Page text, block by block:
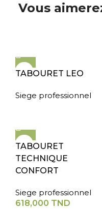
Vous
TABOURET LEO
Siege professionnel
TABOURET
TECHNIQUE
CONFORT
Siege professionnel
618,000 TND